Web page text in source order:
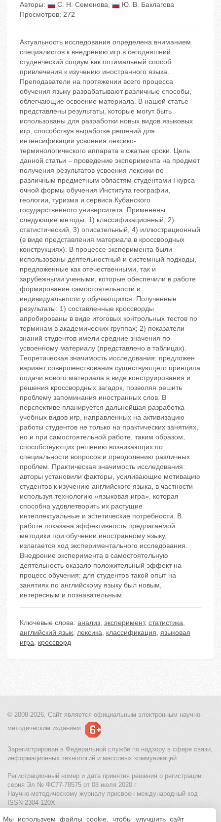
Авторы:
С. Н. Семенова,
Ю. В. Баклагова
Просмотров: 272
Актуальность исследования определена вниманием
специалистов к внедрению игр в сегодняшний
студенческий социум как оптимальный способ
привлечения к изучению иностранного языка.
Преподаватели на протяжении всего процесса
обучения языку разрабатывают различные способы,
облегчающие освоение материала. В нашей статье
представлены результаты, которые могут быть
использованы для разработки новых видов языковых
игр, способствуя выработке решений для
интенсификации усвоения лексико-
терминологического аппарата в сжатые сроки. Цель
данной статьи – проведение эксперимента на предмет
получения результатов усвоения лексики по
различным предметным областям студентами I курса
очной формы обучения Института географии,
геологии, туризма и сервиса Кубанского
государственного университета. Применены
следующие методы: 1) классификационный, 2)
статистический, 3) описательный, 4) иллюстрационный
(в виде представления материала в кроссвордных
конструкциях). В процессе эксперимента были
использованы деятельностный и системный подходы,
предложенные как отечественными, так и
зарубежными учеными, которые обеспечили в работе
формирование самостоятельности и
индивидуальности у обучающихся. Полученные
результаты: 1) составленные кроссворды
апробированы в виде итоговых контрольных тестов по
терминам в академических группах; 2) показатели
знаний студентов имели средние значения по
усвоенному материалу (представлено в таблицах).
Теоретическая значимость исследования: предложен
вариант совершенствования существующего принципа
подачи нового материала в виде конструирования и
решения кроссвордных загадок, позволяя решить
проблему запоминания иностранных слов. В
перспективе планируется дальнейшая разработка
учебных видов игр, направленных на активизацию
работы студентов не только на практических занятиях,
но и при самостоятельной работе, таким образом,
способствующих решению возникающих по
специальности вопросов и преодолению различных
проблем. Практическая значимость исследования:
авторы установили факторы, усиливающие мотивацию
студентов к изучению английского языка, в частности
используя технологию «языковая игра», которая
способна удовлетворить их растущие
интеллектуальные и эстетические потребности. В
работе показана эффективность предлагаемой
методики при обучении иностранному языку,
излагается ход экспериментального исследования.
Внедрение эксперимента в самостоятельную
деятельность оказало положительный эффект на
процесс обучения; для студентов такой опыт на
занятиях по английскому языку был новым,
интересным и познавательным.
Ключевые слова: анализ, эксперимент, статистика,
английский язык, лексика, классификация, языковая
игра, кроссворд
© 2008-2026, Сайт является официальным электронным научно-
методическим изданием.
Зарегистрирован в Федеральной службе по надзору в сфере связи,
информационных технологий и массовых коммуникаций.
Регистрационный номер и дата принятия решения о регистрации:
серия Эл № ФС77-78575 от 08 июля 2020 г
Научно-методическому журналу присвоен международный код
ISSN 2304-120X
МЦИТО|Школьные олимпиады и онлайн конкурсы для детей
Мы используем файлы cookie, чтобы улучшить сайт